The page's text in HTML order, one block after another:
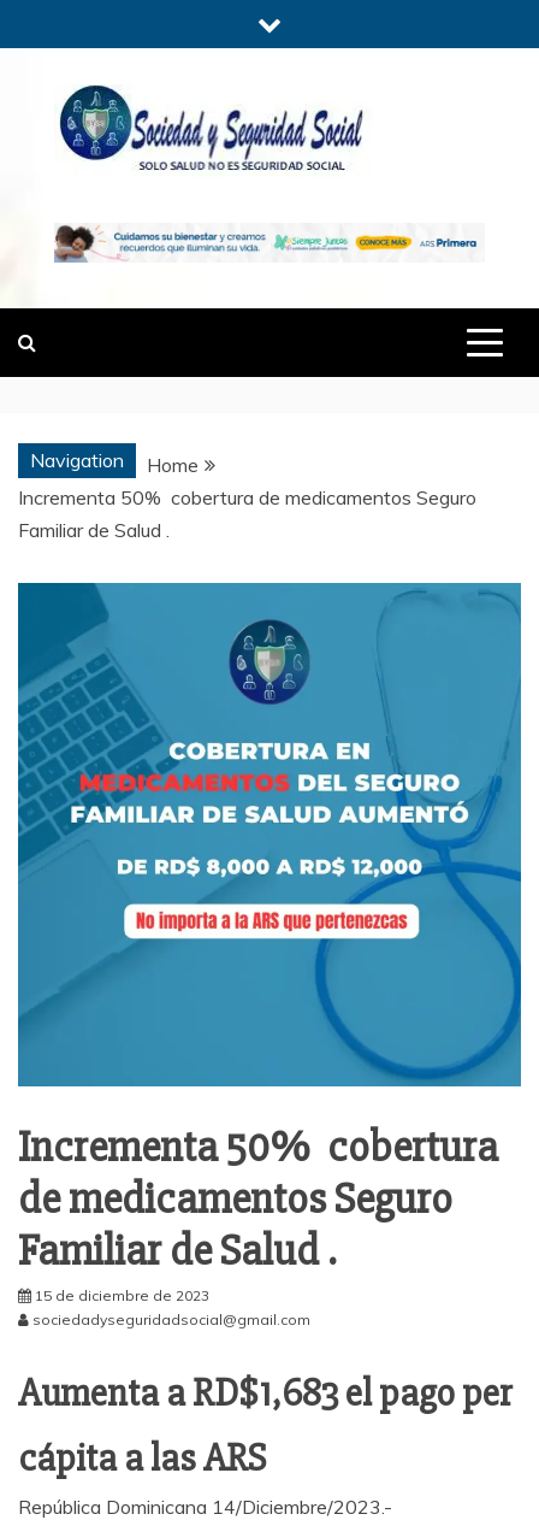
to
SOCIAL.
Navigation
Home
Incrementa 50% cobertura de medicamentos Seguro
Familiar de Salud .
Incrementa 50% cobertura
de medicamentos Seguro
Familiar de Salud .
15 de diciembre de 2023
sociedadyseguridadsocial@gmail.com
Aumenta a RD$1,683 el pago per
cápita a las ARS
República Dominicana 14/Diciembre/2023.-